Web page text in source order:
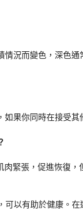
況而變色，深色
果你同時在接受其
緊張，促進恢復
可以有助於健康。